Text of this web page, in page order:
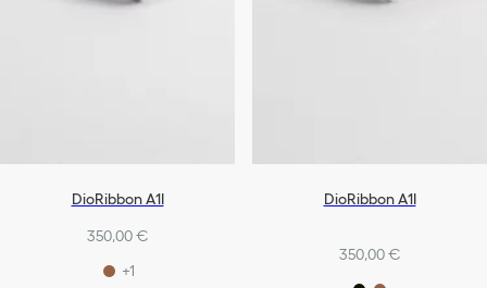
DioRibbon A1I
350,00 €
+1
DioRibbon A1I
350,00 €